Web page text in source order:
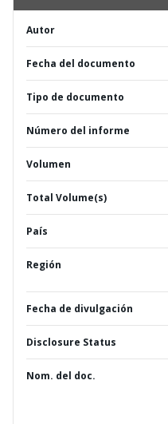
Autor
Fecha del documento
Tipo de documento
Número del informe
Volumen
Total Volume(s)
País
Región
Fecha de divulgación
Disclosure Status
Nom. del doc.